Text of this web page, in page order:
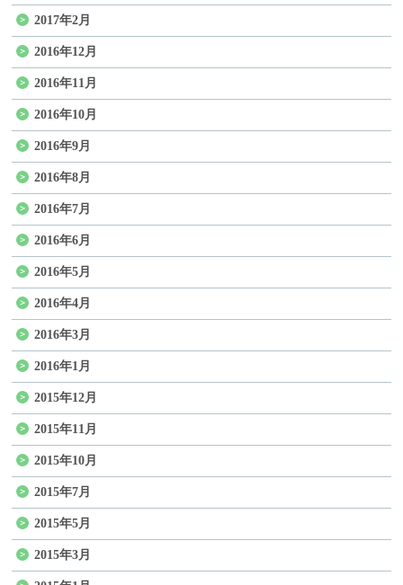
2017年2月
2016年12月
2016年11月
2016年10月
2016年9月
2016年8月
2016年7月
2016年6月
2016年5月
2016年4月
2016年3月
2016年1月
2015年12月
2015年11月
2015年10月
2015年7月
2015年5月
2015年3月